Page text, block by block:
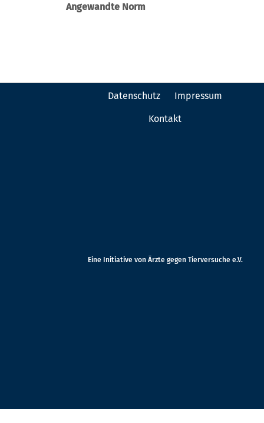
Angewandte Norm
Datenschutz Impressum
Kontakt
Eine Initiative von Ärzte gegen Tierversuche e.V.